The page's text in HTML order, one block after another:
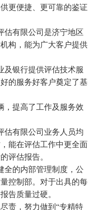
更便捷、更可靠的鉴证
有限公司是济宁地区
构，能为广大客户提供
银行提供评估技术服
的服务好客户奠定了基
提高了工作及服务效
有限公司业务人员均
能在评估工作中更全面
评估报告。
的内部管理制度，公
控制部。对于出具的每
告质量过硬。
，努力做到“专精特